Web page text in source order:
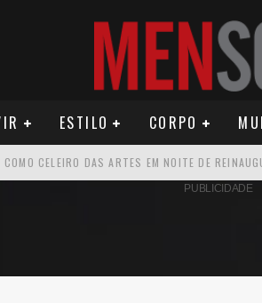
ESTILO CORPO
PODE AUMENTAR CUSTOS PARA
PUBLICIDADE